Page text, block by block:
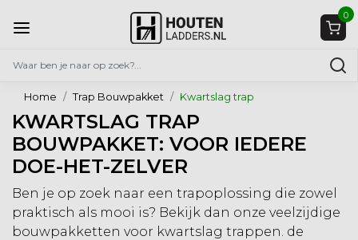
0
Home Trap Bouwpakket Kwartslag trap
KWARTSLAG TRAP
BOUWPAKKET: VOOR IEDERE
DOE-HET-ZELVER
Ben je op zoek naar een trapoplossing die zowel
praktisch als mooi is? Bekijk dan onze veelzijdige
bouwpakketten voor kwartslag trappen. de